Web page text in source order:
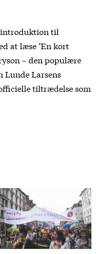
til
at læse ’En kort
– den populære
Lunde Larsens
tiltrædelse som